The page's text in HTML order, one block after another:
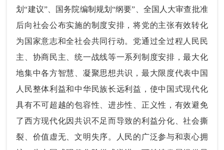
划“建议”、国务院编制规划“纲要”、全国人大审查批准
后向社会公布实施的制度安排，将党的主张有效转化
为国家意志和全社会共同行动。党通过全过程人民民
主、协商民主、统一战线等一系列制度安排，最大化
地集中各方智慧、凝聚思想共识，最大限度代表中国
人民整体利益和中华民族长远利益，使中国式现代化
具有不可超越的包容性、进步性、正义性，有效避免
了西方现代化因共识不足而导致的利益分化、社会撕
裂、价值虚无、文明失序。人民的广泛参与和衷心拥